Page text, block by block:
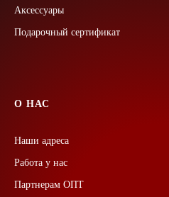
Аксессуары
Подарочный сертификат
О НАС
Наши адреса
Работа у нас
Партнерам ОПТ